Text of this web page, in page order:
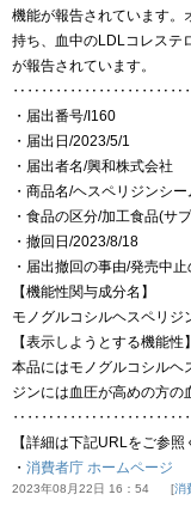
機能が報告されています。
持ち、血中のLDLコレステ
が報告されています。
・届出番号/I160
・届出日/2023/5/1
・届出者名/興和株式会社
・商品名/ヘスペリジンシ
・食品の区分/加工食品(サ
・撤回日/2023/8/18
・届出撤回の事由/発売中止
【機能性関与成分名】
モノグルコシルヘスペリジ
【表示しようとする機能性】
本品にはモノグルコシルヘ
ジンには血圧が高めの方の
【詳細は下記URLをご参照
・ 消費者庁 ホームページ
2023年08月22日 16：54 消